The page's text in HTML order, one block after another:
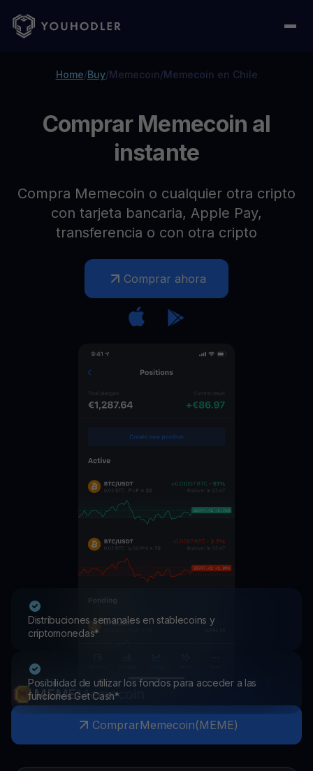
Home/Buy/Memecoin/Memecoin en Chile
Comprar Memecoin al
instante
Compra Memecoin o cualquier otra cripto
con tarjeta bancaria, Apple Pay,
transferencia o con otra cripto
Comprar ahora
Distribuciones semanales en stablecoins y
criptomonedas*
Posibilidad de utilizar los fondos para acceder a las
funciones Get Cash*
MEMEMemecoin
ComprarMemecoin(MEME)